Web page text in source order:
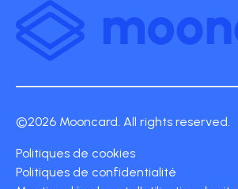
©2026 Mooncard. All rights reserved.
Politiques de cookies
Politiques de confidentialité